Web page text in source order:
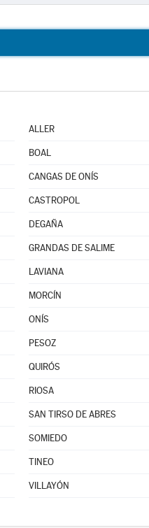
ALLER
BOAL
CANGAS DE ONÍS
CASTROPOL
DEGAÑA
GRANDAS DE SALIME
LAVIANA
MORCÍN
ONÍS
PESOZ
QUIRÓS
RIOSA
SAN TIRSO DE ABRES
SOMIEDO
TINEO
VILLAYÓN